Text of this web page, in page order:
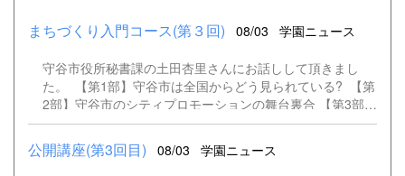
まちづくり入門コース(第３回) 08/03 学園ニュース
守谷市役所秘書課の土田杏里さんにお話しして頂きまし
た。 【第1部】守谷市は全国からどう見られている? 【第
2部】守谷市のシティプロモーションの舞台裏合 【第3部】
グループワーク: 守谷の「本当の良さ」を再確認 【第4部】
まとめ: 市民一人ひとりが「守谷の顔」 守谷市のスローガ
ン 「住まうまち・守谷」 まちへの想いや意欲を持つ人が
公開講座(第3回目) 08/03 学園ニュース